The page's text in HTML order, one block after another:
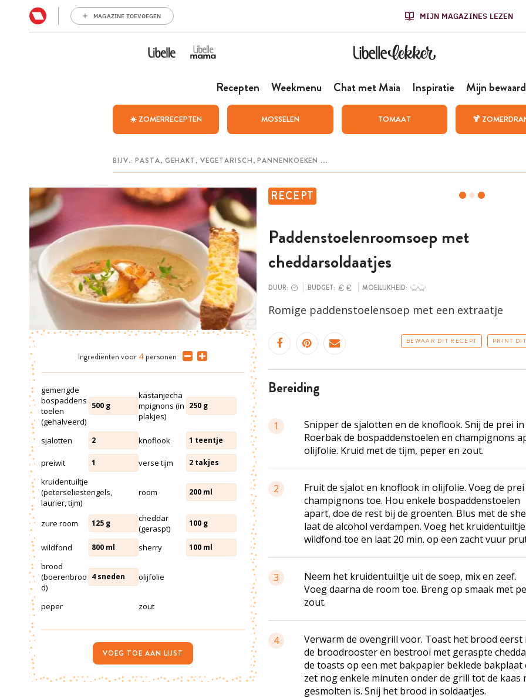
MAGAZINE TOEVOEGEN MIJN MAGAZINES LEZEN
Recepten Weekmenu Chat met Maia Inspiratie Mijn
☀️ ZOMERRECEPTEN MOSSELEN TOMAAT 🍹
RECEPT
Paddenstoelenroomsoep met
cheddarsoldaatjes
DUUR: BUDGET: MOEILIJKHEID:
Romige paddenstoelensoep met een extraatje
BEWAAR DIT RECEPT PRINT
bereiding
1
Snipper de sjalotten en de knoflook. Snij de prei
Roerbak de bospaddenstoelen en champignons
olijfolie. Kruid met de tijm, peper en zout.
2
Fruit de sjalot en knoflook in olijfolie. Voeg de prei
champignons toe. Hou enkele bospaddenstoelen
apart, doe de rest bij de groenten. Blus met de
laat de alcohol verdampen. Voeg het kruidentuiltje
wildfond toe en laat 20 min. op een zacht vuur
3 Neem het kruidentuiltje uit de soep, mix en zeef.
Voeg daarna de room toe. Breng op smaak met
zout.
4 Verwarm de ovengrill voor. Toast het brood eerst
de broodrooster en bestrooi met geraspte
de toasts op een met bakpapier beklede bakplaat
zet nog enkele minuten onder de grill tot de kaas
gesmolten is. Snij het brood in soldaatjes.
Ingrediënten voor 4 personen
gemengde
bospaddens
toelen
(gehalveerd)
500 g
kastanjecha
mpignons (in
plakjes)
250 g
sjalotten 2 knoflook 1 teentje
preiwit 1 verse tijm 2 takjes
kruidentuiltje
(peterseliestengels,
laurier, tijm)
room 200 ml
zure room 125 g
cheddar
(geraspt)
100 g
wildfond 800 ml sherry 100 ml
brood
(boerenbroo
d)
4 sneden olijfolie
peper zout
VOEG TOE AAN LIJST